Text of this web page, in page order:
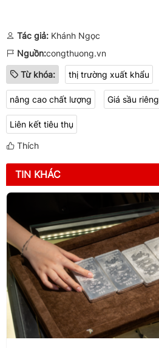
Tác giả: Khánh Ngọc
Nguồn:congthuong.vn
Từ khóa: thị trường xuất khẩu
nâng cao chất lượng Giá sầu riêng
Liên kết tiêu thụ
Thích
TIN KHÁC